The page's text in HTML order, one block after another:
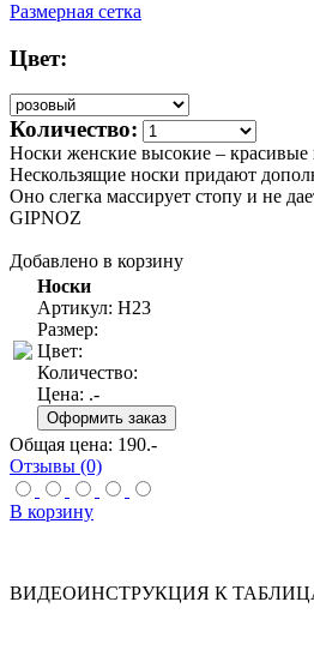
Размерная сетка
Цвет:
Количество:
Носки женские высокие – красивые
Нескользящие носки придают
Оно слегка массирует стопу и не
GIPNOZ
Добавлено в корзину
Носки
Артикул: Н23
Размер:
Цвет:
Количество:
Цена: .-
Общая цена: 190.-
Отзывы (0)
В корзину
ВИДЕОИНСТРУКЦИЯ К